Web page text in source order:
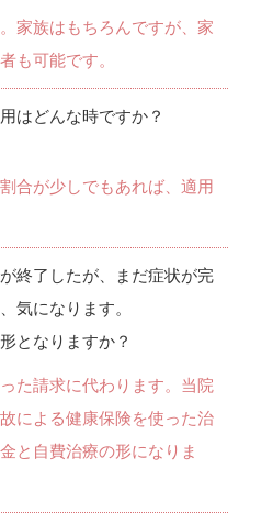
家族はもちろんですが、家
も可能です。
はどんな時ですか？
合が少しでもあれば、適用
終了したが、まだ症状が完
気になります。
となりますか？
た請求に代わります。当院
による健康保険を使った治
と自費治療の形になりま